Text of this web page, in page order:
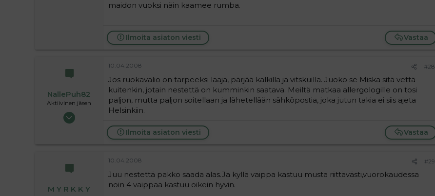
maidon vuoksi näin kaamee rumba.
Vastaa
Ilmoita asiaton viesti
NallePuh82
Aktiivinen jäsen
06.10.2006
10.04.2008 #28
Jos ruokavalio on tarpeeksi laaja, pärjää kalkilla ja vitskuilla. Juoko se Miska sitä vettä
kuitenkin, jotain nestettä on kumminkin saatava. Meiltä matkaa allergologille on tosi
paljon, mutta paljon soitellaan ja lähetellään sähköpostia, joka jutun takia ei siis ajeta
Helsinkiin.
Vastaa
Ilmoita asiaton viesti
M Y R K K Y
10.04.2008 #29
Juu nestettä pakko saada alas.Ja kyllä vaippa kastuu musta riittävästi,vuorokaudessa
noin 4 vaippaa kastuu oikein hyvin.